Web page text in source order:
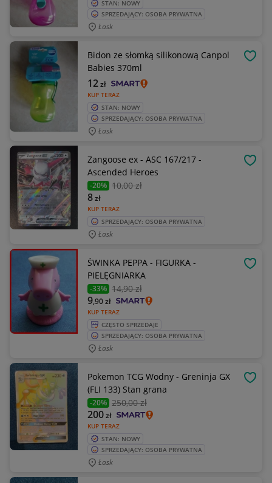
STAN: NOWY
SPRZEDAJĄCY: OSOBA PRYWATNA
Łask
Bidon ze słomką silikonową Canpol
Babies 370ml
KUP TERAZ
12zł
STAN: NOWY
SPRZEDAJĄCY: OSOBA PRYWATNA
Łask
Zangoose ex - ASC 167/217 -
Ascended Heroes
-20% 10,00 zł
KUP TERAZ
8zł
SPRZEDAJĄCY: OSOBA PRYWATNA
Łask
ŚWINKA PEPPA - FIGURKA -
PIELĘGNIARKA
-33% 14,90 zł
KUP TERAZ
9,90zł
CZĘSTO SPRZEDAJE
SPRZEDAJĄCY: OSOBA PRYWATNA
Łask
Pokemon TCG Wodny - Greninja GX
(FLI 133) Stan grana
-20% 250,00 zł
KUP TERAZ
200zł
STAN: NOWY
SPRZEDAJĄCY: OSOBA PRYWATNA
Łask